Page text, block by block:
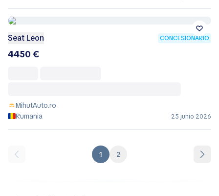
Seat Leon CONCESIONARIO
4450 €
MihutAuto.ro
Rumania
25 junio 2026
1 2